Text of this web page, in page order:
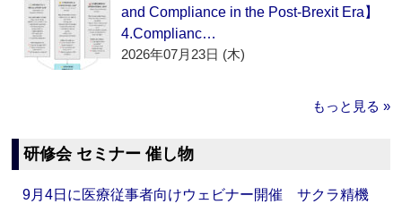
and Compliance in the Post-Brexit Era】
4.Complianc…
2026年07月23日 (木)
もっと見る »
研修会 セミナー 催し物
9月4日に医療従事者向けウェビナー開催 サクラ精機